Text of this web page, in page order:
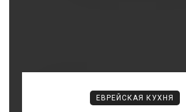
ЕВРЕЙСКАЯ КУХНЯ